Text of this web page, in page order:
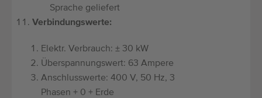
Sprache geliefert
Verbindungswerte:
Elektr. Verbrauch: ± 30 kW
Überspannungswert: 63 Ampere
Anschlusswerte: 400 V, 50 Hz, 3
Phasen + 0 + Erde